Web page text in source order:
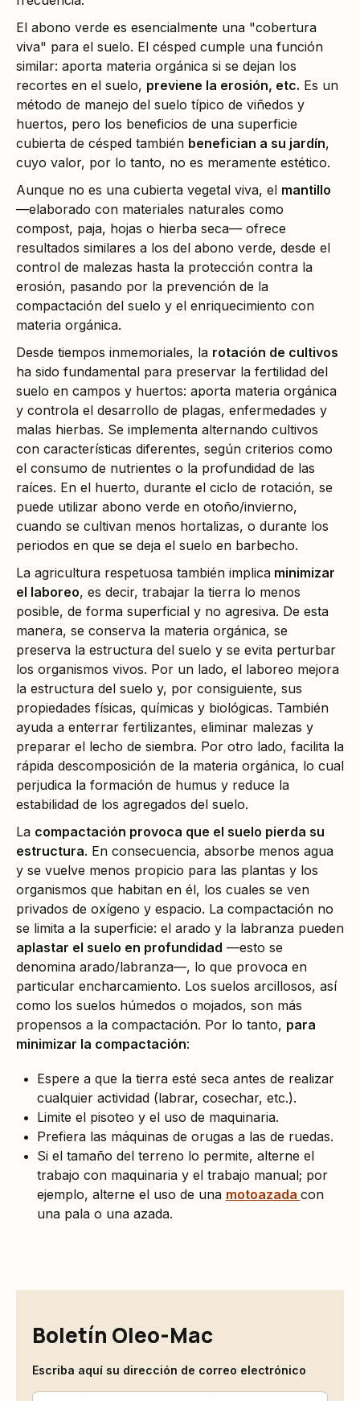
El abono verde es esencialmente una "cobertura
viva" para el suelo. El césped cumple una función
similar: aporta materia orgánica si se dejan los
recortes en el suelo, previene la erosión, etc. Es un
método de manejo del suelo típico de viñedos y
huertos, pero los beneficios de una superficie
cubierta de césped también benefician a su jardín,
cuyo valor, por lo tanto, no es meramente estético.
Aunque no es una cubierta vegetal viva, el mantillo
—elaborado con materiales naturales como
compost, paja, hojas o hierba seca— ofrece
resultados similares a los del abono verde, desde el
control de malezas hasta la protección contra la
erosión, pasando por la prevención de la
compactación del suelo y el enriquecimiento con
materia orgánica.
Desde tiempos inmemoriales, la rotación de cultivos
ha sido fundamental para preservar la fertilidad del
suelo en campos y huertos: aporta materia orgánica
y controla el desarrollo de plagas, enfermedades y
malas hierbas. Se implementa alternando cultivos
con características diferentes, según criterios como
el consumo de nutrientes o la profundidad de las
raíces. En el huerto, durante el ciclo de rotación, se
puede utilizar abono verde en otoño/invierno,
cuando se cultivan menos hortalizas, o durante los
periodos en que se deja el suelo en barbecho.
La agricultura respetuosa también implica minimizar
el laboreo, es decir, trabajar la tierra lo menos
posible, de forma superficial y no agresiva. De esta
manera, se conserva la materia orgánica, se
preserva la estructura del suelo y se evita perturbar
los organismos vivos. Por un lado, el laboreo mejora
la estructura del suelo y, por consiguiente, sus
propiedades físicas, químicas y biológicas. También
ayuda a enterrar fertilizantes, eliminar malezas y
preparar el lecho de siembra. Por otro lado, facilita la
rápida descomposición de la materia orgánica, lo cual
perjudica la formación de humus y reduce la
estabilidad de los agregados del suelo.
La compactación provoca que el suelo pierda su
estructura. En consecuencia, absorbe menos agua
y se vuelve menos propicio para las plantas y los
organismos que habitan en él, los cuales se ven
privados de oxígeno y espacio. La compactación no
se limita a la superficie: el arado y la labranza pueden
aplastar el suelo en profundidad —esto se
denomina arado/labranza—, lo que provoca en
particular encharcamiento. Los suelos arcillosos, así
como los suelos húmedos o mojados, son más
propensos a la compactación. Por lo tanto, para
minimizar la compactación:
Espere a que la tierra esté seca antes de realizar
cualquier actividad (labrar, cosechar, etc.).
Limite el pisoteo y el uso de maquinaria.
Prefiera las máquinas de orugas a las de ruedas.
Si el tamaño del terreno lo permite, alterne el
trabajo con maquinaria y el trabajo manual; por
ejemplo, alterne el uso de una motoazada con
una pala o una azada.
Boletín Oleo-Mac
Escriba aquí su dirección de correo electrónico